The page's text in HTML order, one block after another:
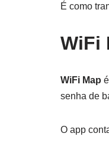
É como
WiFi
WiFi Map
senha de
O app